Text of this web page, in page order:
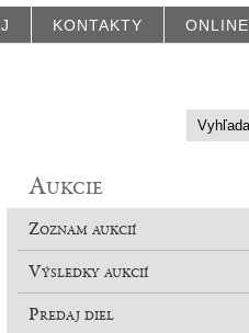
KONTAKTY
Aukcie
Zoznam aukcií
Výsledky aukcií
Predaj diel